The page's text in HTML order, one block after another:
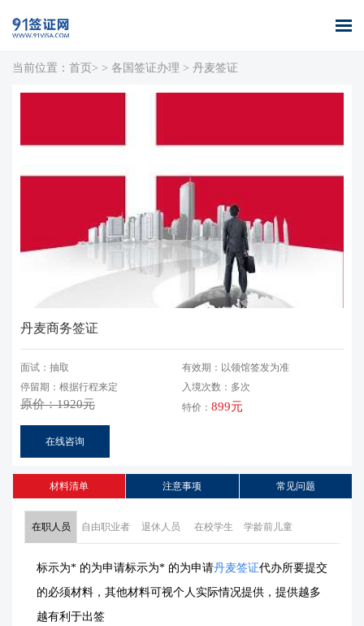
首页 全球签证 签证案例 签证百科
当前位置： 首页> > 各国签证办理 > 丹麦签证
丹麦商务签证
面试：抽取
停留期：根据行程来定
原价：1920元
有效期：以领馆签发为准
入境次数：多次
特价： 899元
在线咨询
材料清单 注意事项 常见问题
在职人员 自由职业者 退休人员 在校学生 学龄前儿童
标示为* 的为申请标示为* 的为申请丹麦签证代办所要提交
的必须材料，其他材料可视个人实际情况提供，提供越多
越有利于出签